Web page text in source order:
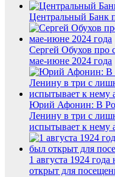
Центральный Банк
Сергей Обухов про
мае-июне 2024 года
Юрий Афонин: В
Ленину в три с
испытывает к нему
1 августа 1924
открыт для